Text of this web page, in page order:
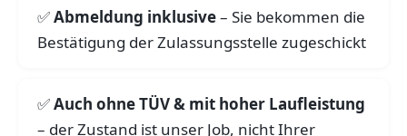
Abmeldung inklusive– Sie bekommen die
Bestätigung der Zulassungsstelle zugeschickt
Auch ohne TÜV & mit hoher Laufleistung
– der Zustand ist unser Job, nicht Ihrer